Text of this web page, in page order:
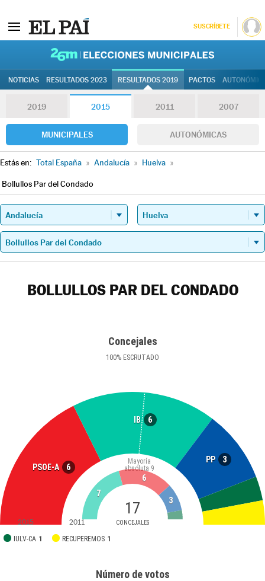
SUSCRÍBETE
NOTICIAS RESULTADOS 2023 RESULTADOS 2019 PACTOS
2019 2015 2011 2007
MUNICIPALES AUTONÓMICAS
Estás en: Total España » Andalucía » Huelva »
Bollullos Par del Condado
BOLLULLOS PAR DEL CONDADO
Concejales
100% ESCRUTADO
PSOE-A 6
IB 6
PP 3
17
CONCEJALES
Mayoría
absoluta 9
IULV-CA 1 RECUPEREMOS 1
7
6
3
2015 2011
Número de votos